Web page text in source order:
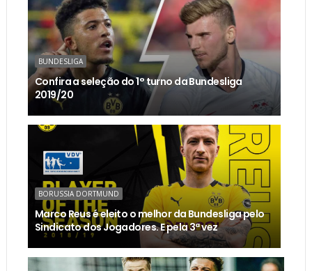
BUNDESLIGA
Confira a seleção do 1° turno da Bundesliga
2019/20
BORUSSIA DORTMUND
Marco Reus é eleito o melhor da Bundesliga pelo
Sindicato dos Jogadores. E pela 3ª vez